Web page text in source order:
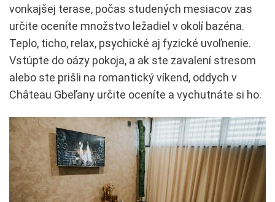
vonkajšej terase, počas studených mesiacov zas
určite oceníte množstvo ležadiel v okolí bazéna.
Teplo, ticho, relax, psychické aj fyzické uvoľnenie.
Vstúpte do oázy pokoja, a ak ste zavalení stresom
alebo ste prišli na romantický víkend, oddych v
Château Gbeľany určite oceníte a vychutnáte si ho.